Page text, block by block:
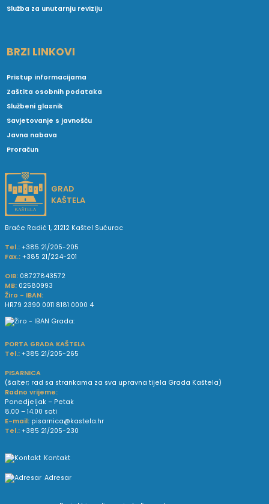
Služba za unutarnju reviziju
BRZI LINKOVI
Pristup informacijama
Zaštita osobnih podataka
Službeni glasnik
Savjetovanje s javnošću
Javna nabava
Proračun
GRAD
KAŠTELA
Braće Radić 1, 21212 Kaštel Sućurac
Tel.: +385 21/205-205
Fax.: +385 21/224-201
OIB: 08727843572
MB: 02580993
Žiro - IBAN:
HR79 2390 0011 8181 0000 4
PORTA GRADA KAŠTELA
Tel.: +385 21/205-265
PISARNICA
(šalter; rad sa strankama za sva upravna tijela Grada Kaštela)
Radno vrijeme:
Ponedjeljak – Petak
8.00 – 14.00 sati
E-mail: pisarnica@kastela.hr
Tel.: +385 21/205-230
Kontakt
Adresar